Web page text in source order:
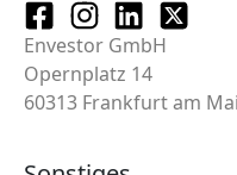
Envestor GmbH
Opernplatz 14
60313 Frankfurt am